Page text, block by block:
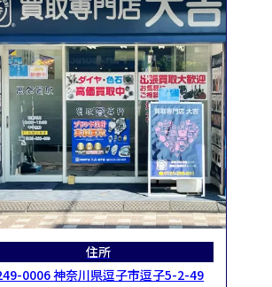
住所
0006 神奈川県逗子市逗子5-2-49